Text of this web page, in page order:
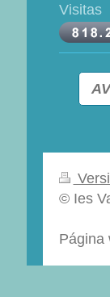
Visitas
© Ies
Página